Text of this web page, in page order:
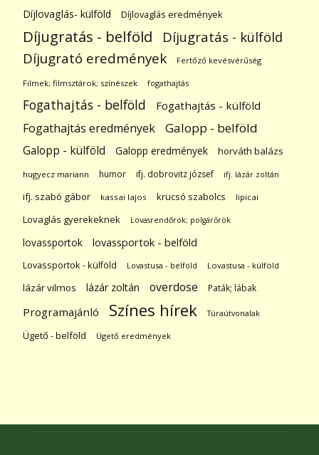
Díjlovaglás- külföld
Díjlovaglás eredmények
Díjugratás - belföld Díjugratás - külföld
Díjugrató eredmények Fertőző kevésvérűség
Filmek; filmsztárok; színészek fogathajtás
Fogathajtás - belföld Fogathajtás - külföld
Fogathajtás eredmények Galopp - belföld
Galopp - külföld Galopp eredmények horváth balázs
hugyecz mariann humor ifj. dobrovitz józsef ifj. lázár zoltán
ifj. szabó gábor kassai lajos krucsó szabolcs lipicai
Lovaglás gyerekeknek Lovasrendőrök; polgárőrök
lovassportok lovassportok - belföld
Lovassportok - külföld Lovastusa - belföld Lovastusa - külföld
lázár vilmos lázár zoltán overdose Paták; lábak
Programajánló Színes hírek Túraútvonalak
Ügető - belföld Ügető eredmények